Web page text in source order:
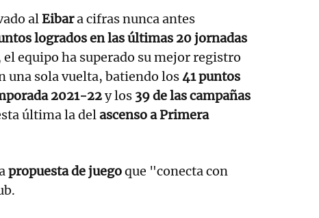
alEibara cifras nunca antes
logrados en las últimas 20 jornadas
el equipo ha superado su mejor registro
una sola vuelta, batiendo los41 puntos
2021-22y los 39 de las campañas
última la delascenso a Primera
propuesta de juegoque "conecta con